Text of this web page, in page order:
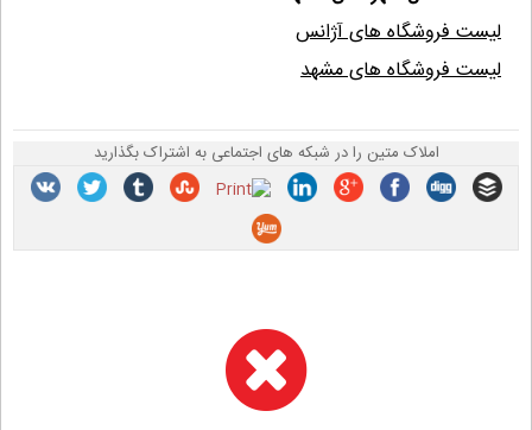
لیست فروشگاه های آژانس
لیست فروشگاه های مشهد
املاک متین را در شبکه های اجتماعی به اشتراک بگذارید